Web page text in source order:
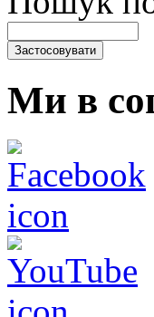
Ми в